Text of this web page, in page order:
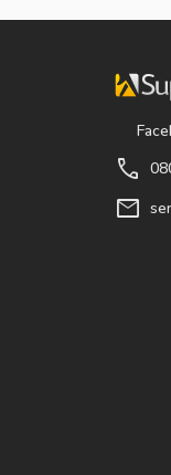
call
mail